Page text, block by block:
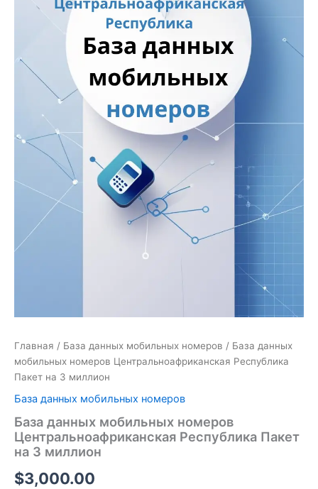
Главная / База данных мобильных номеров / База данных
мобильных номеров Центральноафриканская Республика
Пакет на 3 миллион
База данных мобильных номеров
База данных мобильных номеров
Центральноафриканская Республика Пакет
на 3 миллион
$3,000.00